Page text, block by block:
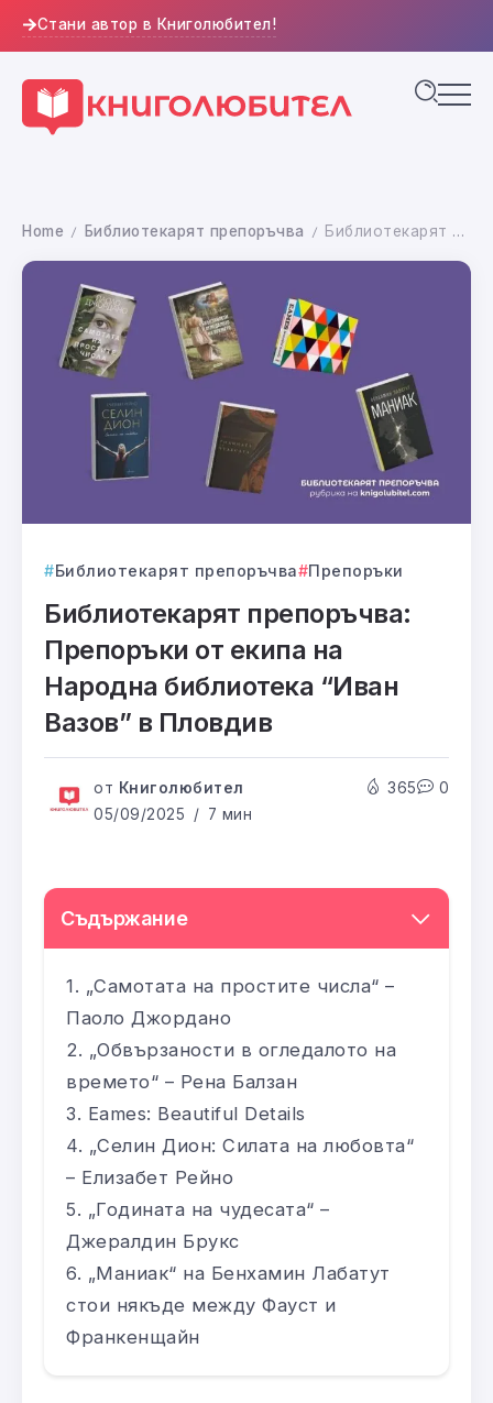
Стани автор в Книголюбител!
Home / Библиотекарят препоръчва / Библиотекарят препоръчва: Препоръки от екипа на Народна библиотека “Иван Вазов” в Пловдив
Библиотекарят препоръчва Препоръки
Библиотекарят препоръчва:
Препоръки от екипа на
Народна библиотека “Иван
Вазов” в Пловдив
от Книголюбител
05/09/2025
7 мин
365 0
Съдържание
„Самотата на простите числа“ –
Паоло Джордано
„Обвързаности в огледалото на
времето“ – Рена Балзан
Eames: Beautiful Details
„Селин Дион: Силата на любовта“
– Елизабет Рейно
„Годината на чудесата“ –
Джералдин Брукс
„Маниак“ на Бенхамин Лабатут
стои някъде между Фауст и
Франкенщайн